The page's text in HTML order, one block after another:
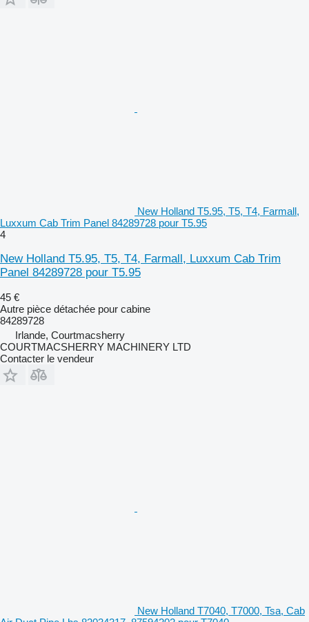
New Holland T5.95, T5, T4, Farmall,
Luxxum Cab Trim Panel 84289728 pour T5.95
4
New Holland T5.95, T5, T4, Farmall, Luxxum Cab Trim
Panel 84289728 pour T5.95
45 €
Autre pièce détachée pour cabine
84289728
Irlande, Courtmacsherry
COURTMACSHERRY MACHINERY LTD
Contacter le vendeur
New Holland T7040, T7000, Tsa, Cab